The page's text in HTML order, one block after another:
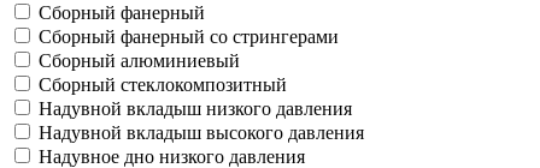
Сборный фанерный
Сборный фанерный со стрингерами
Сборный алюминиевый
Сборный стеклокомпозитный
Надувной вкладыш низкого давления
Надувной вкладыш высокого давления
Надувное дно низкого давления